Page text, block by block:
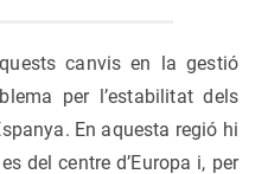
canvis en la gestió
per l’estabilitat dels
En aquesta regió hi
del centre d’Europa i, per